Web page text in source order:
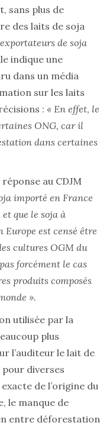
sans plus de
des laits de soja
de soja
indique une
dans un média
sur les laits
: « En effet, le
ONG, car il
dans certaines
au CDJM
importé en France
que le soja à
est censé être
cultures OGM du
forcément le cas
produits composés
».
utilisée par la
plus
l’auditeur le lait de
diverses
de l’origine du
le manque de
entre déforestation